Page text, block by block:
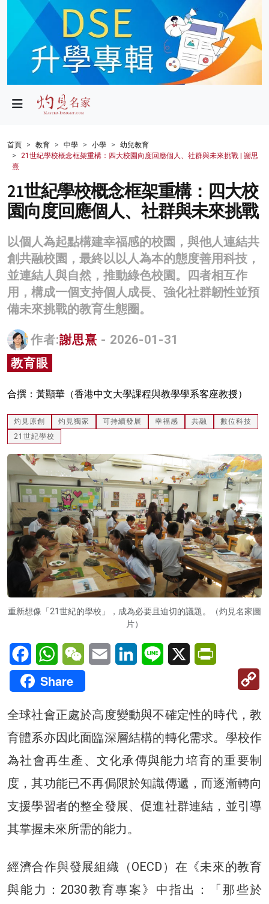
政局
財經
生活
健康
商業
科技
影片
名家榜
灼見活動
關於我們
首頁 教育 中學 小學
幼兒教育
21世紀學校概念框架重構：四大校園向度回應個人、社群與未來挑戰 | 謝思
熹
21世紀學校概念框架重構：四大校
園向度回應個人、社群與未來挑戰
以個人為起點構建幸福感的校園，與他人連結共
創共融校園，最終以以人為本的態度善用科技，
並連結人與自然，推動綠色校園。四者相互作
用，構成一個支持個人成長、強化社群韌性並預
備未來挑戰的教育生態圈。
作者:謝思熹 - 2026-01-31
教育眼
合撰：黃顯華（香港中文大學課程與教學學系客座教授）
灼見原創 灼見獨家 可持續發展 幸福感 共融
數位科技
21世紀學校
重新想像「21世紀的學校」，成為必要且迫切的議題。（灼見名家圖
片）
FacebookWhatsAppWeChatEmail LinkedInLine X
Share
全球社會正處於高度變動與不確定性的時代，教
育體系亦因此面臨深層結構的轉化需求。學校作
為社會再生產、文化承傳與能力培育的重要制
度，其功能已不再侷限於知識傳遞，而逐漸轉向
支援學習者的整全發展、促進社群連結，並引導
其掌握未來所需的能力。
經濟合作與發展組織（OECD）在《未來的教育
與能力：2030教育專案》中指出：「那些於